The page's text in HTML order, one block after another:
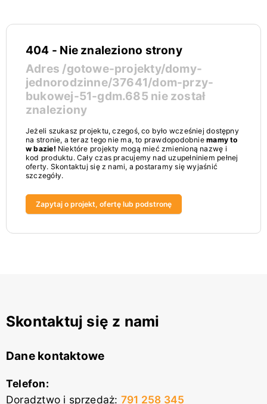
404 - Nie znaleziono strony
Adres /gotowe-projekty/domy-
jednorodzinne/37641/dom-przy-
bukowej-51-gdm.685 nie został
znaleziony
Jeżeli szukasz projektu, czegoś, co było wcześniej dostępny
na stronie, a teraz tego nie ma, to prawdopodobniemamy to
w bazie! Niektóre projekty mogą mieć zmienioną nazwę i
kod produktu. Cały czas pracujemy nad uzupełniniem pełnej
oferty. Skontaktuj się z nami, a postaramy się wyjaśnić
szczegóły.
Zapytaj o projekt, ofertę lub podstronę
Skontaktuj się z nami
Dane kontaktowe
Telefon:
Doradztwo i sprzedaż: 791 258 345